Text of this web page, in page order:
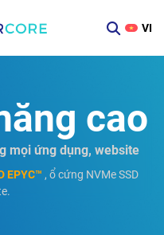
VI
cao
mọi ứng dụng, website
EPYC™ , ổ cứng NVMe SSD